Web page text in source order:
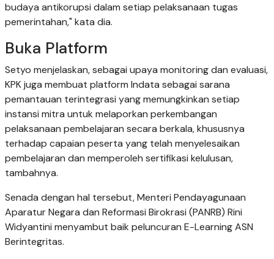
budaya antikorupsi dalam setiap pelaksanaan tugas
pemerintahan," kata dia.
Buka Platform
Setyo menjelaskan, sebagai upaya monitoring dan evaluasi,
KPK juga membuat platform Indata sebagai sarana
pemantauan terintegrasi yang memungkinkan setiap
instansi mitra untuk melaporkan perkembangan
pelaksanaan pembelajaran secara berkala, khususnya
terhadap capaian peserta yang telah menyelesaikan
pembelajaran dan memperoleh sertifikasi kelulusan,
tambahnya.
Senada dengan hal tersebut, Menteri Pendayagunaan
Aparatur Negara dan Reformasi Birokrasi (PANRB) Rini
Widyantini menyambut baik peluncuran E-Learning ASN
Berintegritas.